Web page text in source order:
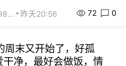
街友44498484 昨天20:56 72 0
周末又开始了，好孤
净，最好会做饭，情